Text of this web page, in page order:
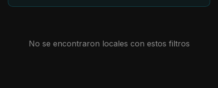
No se encontraron locales con estos filtros